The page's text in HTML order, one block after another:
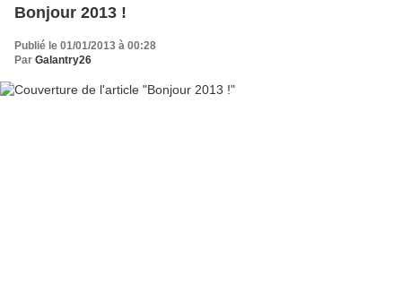
Bonjour 2013 !
Publié le 01/01/2013 à 00:28
Par Galantry26